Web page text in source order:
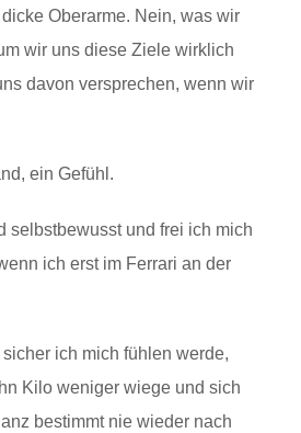
Oberarme. Nein, was wir
wir uns diese Ziele wirklich
davon versprechen, wenn wir
ein Gefühl.
selbstbewusst und frei ich mich
ich erst im Ferrari an der
ich mich fühlen werde,
Kilo weniger wiege und sich
bestimmt nie wieder nach